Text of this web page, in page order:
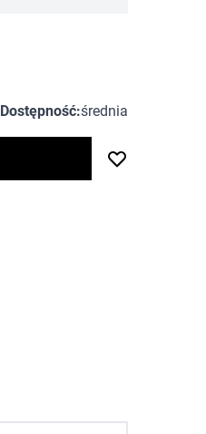
Dostępność:średnia